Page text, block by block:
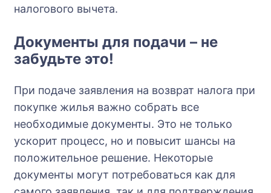
налогового вычета.
Документы для подачи – не
забудьте это!
При подаче заявления на возврат налога при
покупке жилья важно собрать все
необходимые документы. Это не только
ускорит процесс, но и повысит шансы на
положительное решение. Некоторые
документы могут потребоваться как для